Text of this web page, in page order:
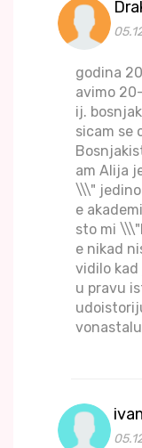
godina
avimo
ij.
sicam se
am Alija
\\\"
e
sto mi
e nikad
vidilo kad
u pravu
ivan